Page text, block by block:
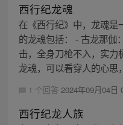
西行纪龙魂
在《西行纪》中，龙魂是
的龙魂包括： - 古龙那伽
击，全身刀枪不入，实力
龙魂，可以看穿人的心思
1 个回答 2024年09月04日
西行纪龙人族